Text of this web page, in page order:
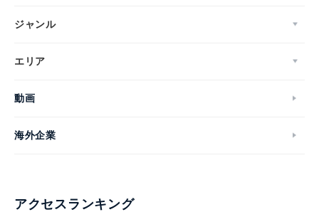
ジャンル
エリア
動画
海外企業
アクセスランキング